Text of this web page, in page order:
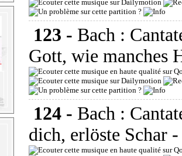
123 - Bach :
Gott, wie manches
124 - Bach :
dich, erlöste Schar